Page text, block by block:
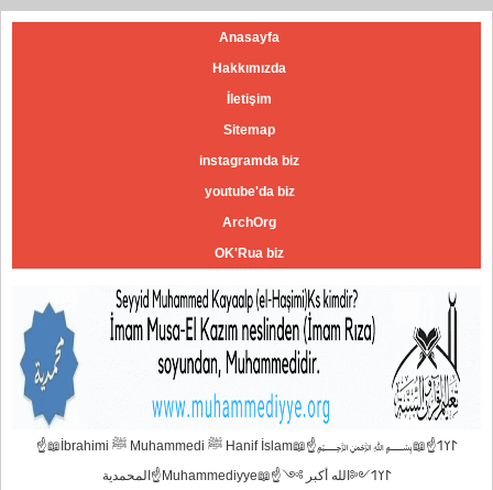
Anasayfa
Hakkımızda
İletişim
Sitemap
instagramda biz
youtube'da biz
ArchOrg
OK'Rua biz
☝📖İbrahimi ﷺ Muhammedi ﷺ Hanif İslam📖☝﷽𐰃𐰠𐰯☝📖
المحمدية☝Muhammediyye📖☝𐰃𐰠𐰯༺الله أكبر ༻